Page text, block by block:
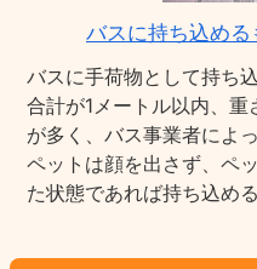
バスに持ち込め
バスに手荷物として持ち
合計が1メートル以内、
が多く、バス事業者によ
ペットは顔を出さず、ペ
た状態であれば持ち込め